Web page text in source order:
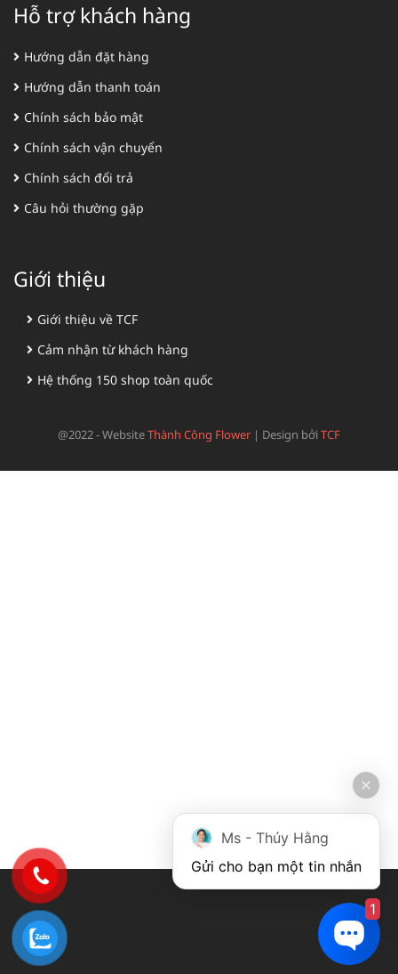
Hỗ trợ khách hàng
Hướng dẫn đặt hàng
Hướng dẫn thanh toán
Chính sách bảo mật
Chính sách vận chuyển
Chính sách đổi trả
Câu hỏi thường gặp
Giới thiệu
Giới thiệu về TCF
Cảm nhận từ khách hàng
Hệ thống 150 shop toàn quốc
@2022 - WebsiteThành Công Flower | Design bởiTCF
Ms - Thúy Hằng
Gửi cho bạn một tin nhắn
1